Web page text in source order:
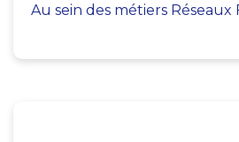
Au sein des métiers Réseaux